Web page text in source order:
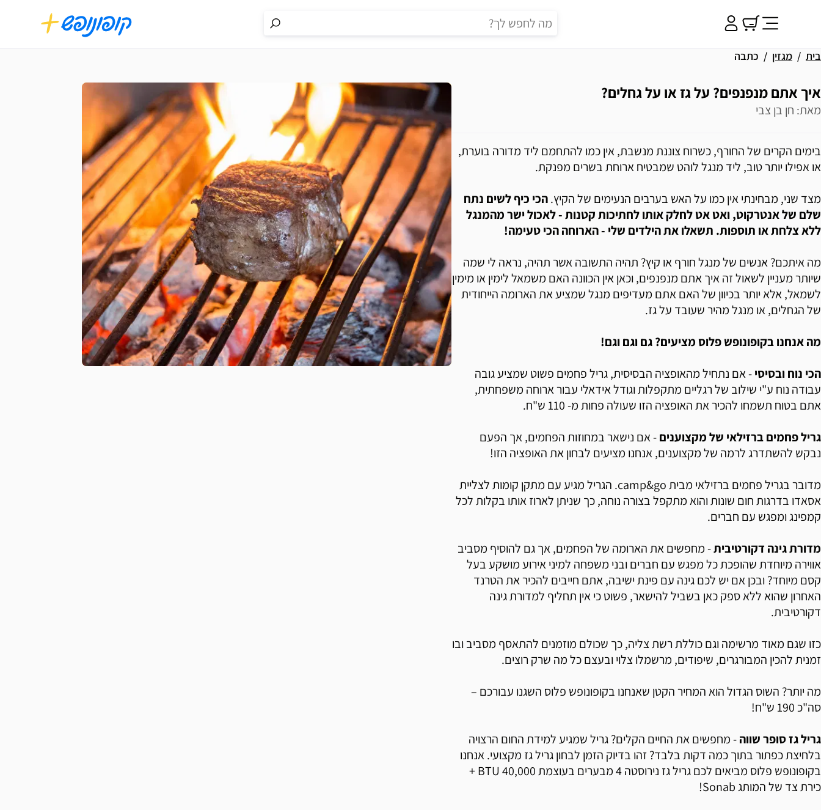
בית מגזין כתבה
איך אתם מנפנפים? על גז או על גחלים?
מאת: חן בן צבי
בימים הקרים של החורף, כשרוח צוננת מנשבת, אין כמו להתחמם ליד מדורה בוערת,
או אפילו יותר טוב, ליד מנגל לוהט שמבטיח ארוחת בשרים מפנקת.
מצד שני, מבחינתי אין כמו על האש בערבים הנעימים של הקיץ.הכי כיף לשים נתח
שלם של אנטרקוט, ואט אט לחלק אותו לחתיכות קטנות - לאכול ישר מהמנגל
ללא צלחת או תוספות. תשאלו את הילדים שלי - הארוחה הכי טעימה!
מה איתכם? אנשים של מנגל חורף או קיץ? תהיה התשובה אשר תהיה, נראה לי שמה
שיותר מעניין לשאול זה איך אתם מנפנפים, וכאן אין הכוונה האם משמאל לימין או מימין
לשמאל, אלא יותר בכיוון של האם אתם מעדיפים מנגל שמציע את הארומה הייחודית
של הגחלים, או מנגל מהיר שעובד על גז.
מה אנחנו בקופונופש פלוס מציעים? גם וגם וגם!
הכי נוח ובסיסי- אם נתחיל מהאופציה הבסיסית, גריל פחמים פשוט שמציע גובה
עבודה נוח ע"י שילוב של רגליים מתקפלות וגודל אידאלי עבור ארוחה משפחתית,
אתם בטוח תשמחו להכיר את האופציה הזו שעולה פחות מ- 110 ש"ח.
גריל פחמים ברזילאי של מקצוענים- אם נישאר במחוזות הפחמים, אך הפעם
נבקש להשתדרג לרמה של מקצוענים, אנחנו מציעים לבחון את האופציה הזו!
מדובר בגריל פחמים ברזילאי מבית camp&go. הגריל מגיע עם מתקן קומות לצליית
אסאדו בדרגות חום שונות והוא מתקפל בצורה נוחה, כך שניתן לארוז אותו בקלות לכל
קמפינג ומפגש עם חברים.
מדורת גינה דקורטיבית- מחפשים את הארומה של הפחמים, אך גם להוסיף מסביב
אווירה מיוחדת שהופכת כל מפגש עם חברים ובני משפחה למיני אירוע מושקע בעל
קסם מיוחד? ובכן אם יש לכם גינה עם פינת ישיבה, אתם חייבים להכיר את הטרנד
האחרון שהוא ללא ספק כאן בשביל להישאר, פשוט כי אין תחליף למדורת גינה
דקורטיבית.
כזו שגם מאוד מרשימה וגם כוללת רשת צליה, כך שכולם מוזמנים להתאסף מסביב ובו
זמנית להכין המבורגרים, שיפודים, מרשמלו צלוי ובעצם כל מה שרק רוצים.
מה יותר? השוס הגדול הוא המחיר הקטן שאנחנו בקופונופש פלוס השגנו עבורכם –
סה"כ 190 ש"ח!
גריל גז סופר שווה- מחפשים את החיים הקלים? גריל שמגיע למידת החום הרצויה
בלחיצת כפתור בתוך כמה דקות בלבד? זהו בדיוק הזמן לבחון גריל גז מקצועי. אנחנו
בקופונופש פלוס מביאים לכם גריל גז נירוסטה 4 מבערים בעוצמת 40,000 BTU +
כירת צד של המותג Sonab!